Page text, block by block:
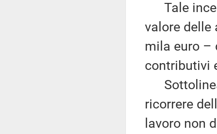
Tale
valore
mila euro –
contributivi
ricorrere
lavoro non